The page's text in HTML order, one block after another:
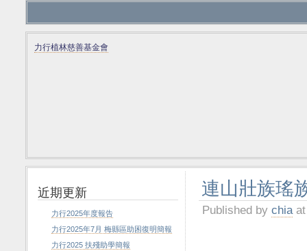
力行植林慈善基金會
連山壯族瑤
Published by chiaat
近期更新
力行2025年度報告
力行2025年7月 梅縣區助困復明簡報
力行2025 扶殘助學簡報